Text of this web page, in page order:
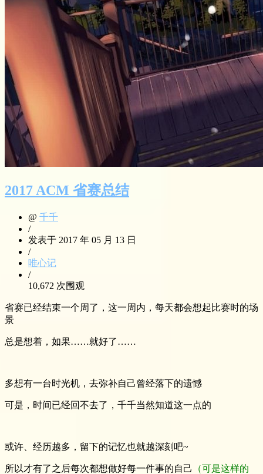
2017 ACM 省赛总结
@ 千千
/
发表于 2017 年 05 月 13 日
/
唯心记
/
10,672 次围观
省赛已经结束一个周了，这一周内，每天都会想起比赛时的场
景
总是想着，如果……就好了……
多想有一台时光机，去弥补自己曾经落下的遗憾
可是，时间已经回不去了，千千当然知道这一点的
或许、经历越多，留下的记忆也就越深刻吧~
所以才有了之后每次都想做好每一件事的自己
（可是这样的